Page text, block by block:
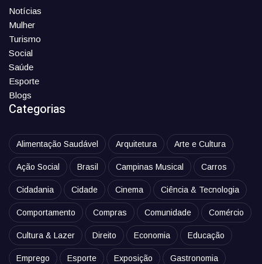
Notícias
Mulher
Turismo
Social
Saúde
Esporte
Blogs
Categorias
Alimentação Saudável Arquitetura Arte e Cultura
Ação Social Brasil Campinas Musical Carros
Cidadania Cidade Cinema Ciência & Tecnologia
Comportamento Compras Comunidade Comércio
Cultura & Lazer Direito Economia Educação
Emprego Esporte Exposição Gastronomia